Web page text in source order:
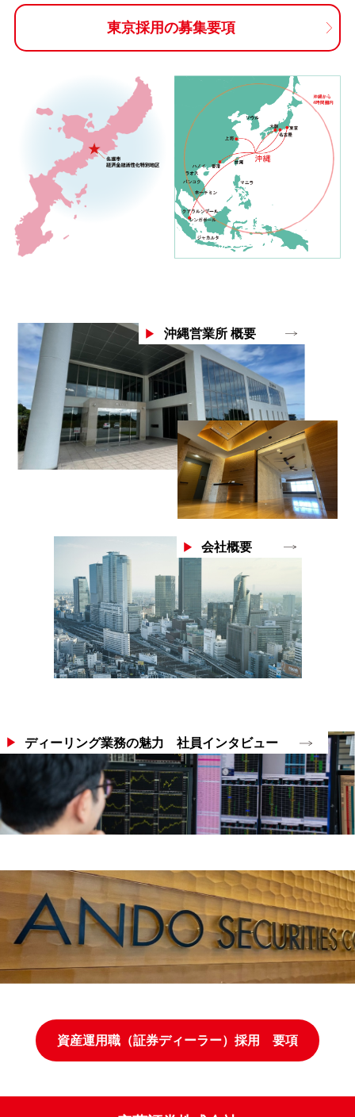
東京採用の募集要項
沖縄営業所 概要
会社概要
ディーリング業務の魅力 社員インタビュー
資産運用職（証券ディーラー）採用 要項